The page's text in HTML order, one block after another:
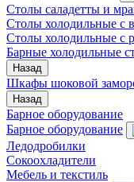
Столы саладетты и
Столы холодильные
Столы холодильные с
Барные холодильные
Назад
Шкафы шоковой
Назад
Барное оборудование
Барное оборудование
Ледодробилки
Сокоохладители
Мебель и текстиль